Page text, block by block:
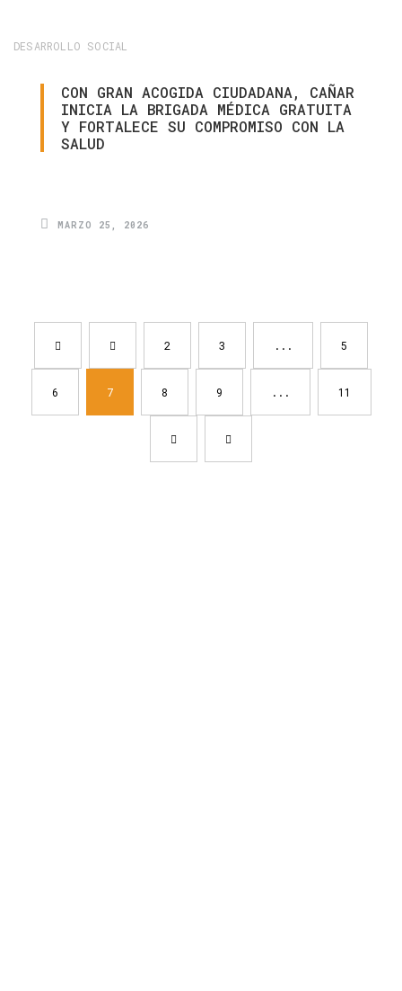
DESARROLLO SOCIAL
CON GRAN ACOGIDA CIUDADANA,
CAÑAR
INICIA LA BRIGADA MÉDICA GRATUITA
Y FORTALECE SU COMPROMISO CON LA
SALUD
MARZO 25, 2026
2 3 ... 5
6 7 8 9 ... 11